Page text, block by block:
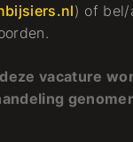
) of bel/
vacature